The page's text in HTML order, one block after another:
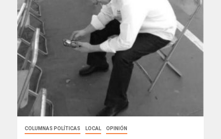
COLUMNAS POLÍTICAS LOCAL OPINIÓN